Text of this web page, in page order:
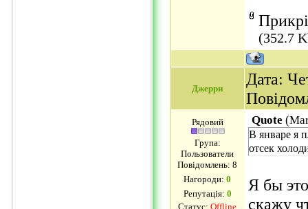
(352.7
Джерри
Дата:
Рядовий
Група:
Пользователи
Повідомлень:8
Нагороди:0
Репутація: 0
Статус:Offline
Quote (
В январе я
отсек
Я бы
скажу